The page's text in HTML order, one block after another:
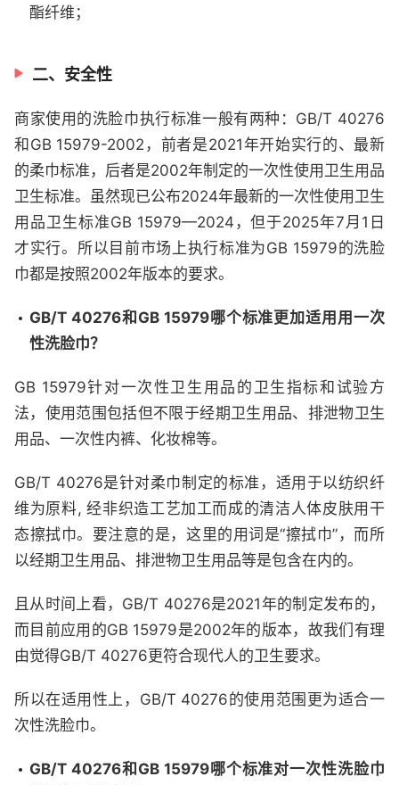
酯纤维；
二、安全性
商家使用的洗脸巾执行标准一般有两种：GB/T 40276
和GB 15979-2002，前者是2021年开始实行的、最新
的柔巾标准，后者是2002年制定的一次性使用卫生用品
卫生标准。虽然现已公布2024年最新的一次性使用卫生
用品卫生标准GB 15979—2024，但于2025年7月1日
才实行。所以目前市场上执行标准为GB 15979的洗脸
巾都是按照2002年版本的要求。
GB/T 40276和GB 15979哪个标准更加适用用一次
性洗脸巾？
GB 15979针对一次性卫生用品的卫生指标和试验方
法，使用范围包括但不限于经期卫生用品、排泄物卫生
用品、一次性内裤、化妆棉等。
GB/T 40276是针对柔巾制定的标准，适用于以纺织纤
维为原料, 经非织造工艺加工而成的清洁人体皮肤用干
态擦拭巾。要注意的是，这里的用词是“擦拭巾”，而所
以经期卫生用品、排泄物卫生用品等是包含在内的。
且从时间上看，GB/T 40276是2021年的制定发布的，
而目前应用的GB 15979是2002年的版本，故我们有理
由觉得GB/T 40276更符合现代人的卫生要求。
所以在适用性上，GB/T 40276的使用范围更为适合一
次性洗脸巾。
GB/T 40276和GB 15979哪个标准对一次性洗脸巾